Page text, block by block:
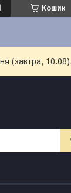
Кошик
(завтра, 10.08).